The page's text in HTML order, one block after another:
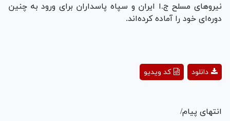
نيروهای مسلح ج.ا ایران و سپاه پاسداران برای ورود به چنین
دوره‌ای خود را آماده کرده‌اند.
Playکد ویدیو دانلود
انتهای پیام/